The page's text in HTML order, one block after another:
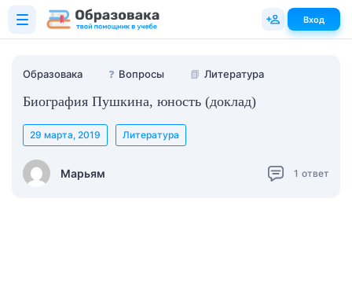
Образовака ❓ Вопросы 📗 Литература
Биография Пушкина, юность (доклад)
Марьям
29 марта, 2019 Литература
1 ответ
Вход